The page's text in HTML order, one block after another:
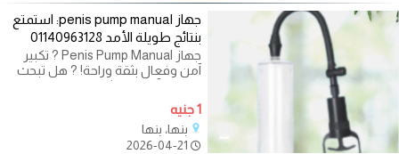
جهاز penis pump manual: استمتع
بنتائج طويلة الأمد 01140963128
جهاز Penis Pump Manual ? تكبير
آمن وفعال بثقة وراحة! ? هل تبحث
عن حل آمن وموثوق لتحسين
حجمك؟ جهاز Penis Pump Manual
1 جنيه
بنها، بنها